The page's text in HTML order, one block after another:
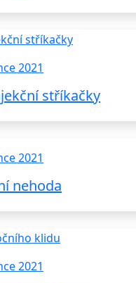
2021
stříkačky
2021
nehoda
2021